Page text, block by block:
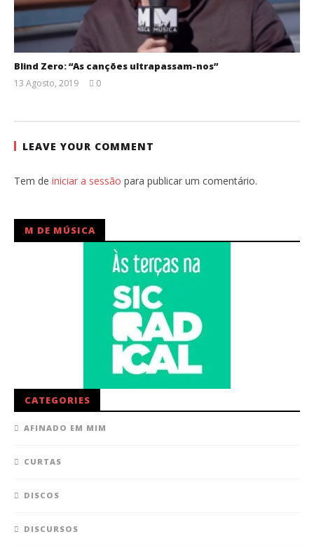
Blind Zero: “As canções ultrapassam-nos”
13 Agosto, 2019
0
LEAVE YOUR COMMENT
Tem de iniciar a sessão para publicar um comentário.
M DE MÚSICA
CATEGORIES
AFINADO EM MIM
CURTAS
DISCOS
DISCURSOS